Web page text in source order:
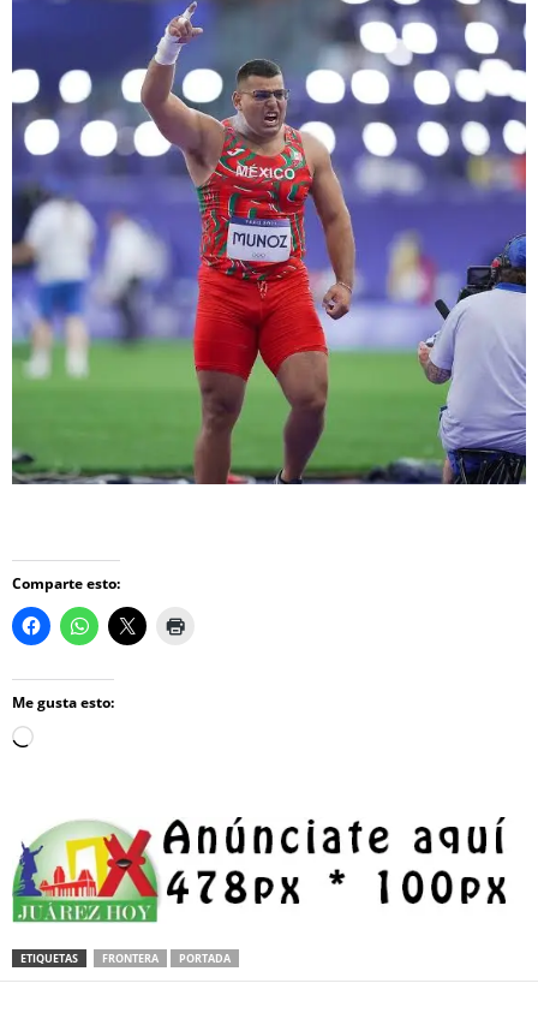
Comparte esto:
Me gusta esto:
Loading…
ETIQUETAS FRONTERA PORTADA